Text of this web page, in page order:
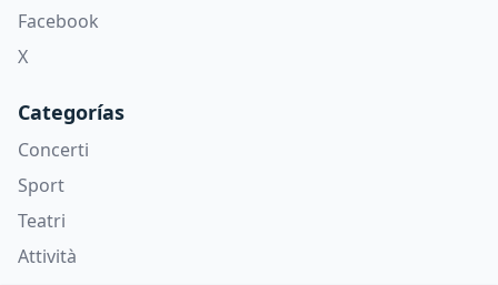
Facebook
X
Categorías
Concerti
Sport
Teatri
Attività